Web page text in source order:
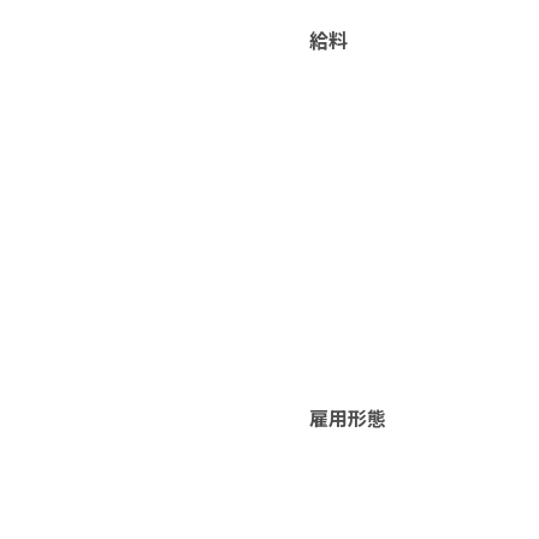
給料
雇用形態